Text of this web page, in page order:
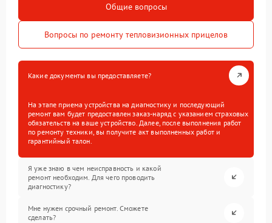
Общие вопросы
Вопросы по ремонту тепловизионных прицелов
Какие документы вы предоставляете?
На этапе приема устройства на диагностику и последующий
ремонт вам будет предоставлен заказ-наряд с указанием страховых
обязательств на ваше устройство. Далее, после выполнения работ
по ремонту техники, вы получите акт выполненных работ и
гарантийный талон.
Я уже знаю в чем неисправность и какой
ремонт необходим. Для чего проводить
диагностику?
Мне нужен срочный ремонт. Сможете
сделать?